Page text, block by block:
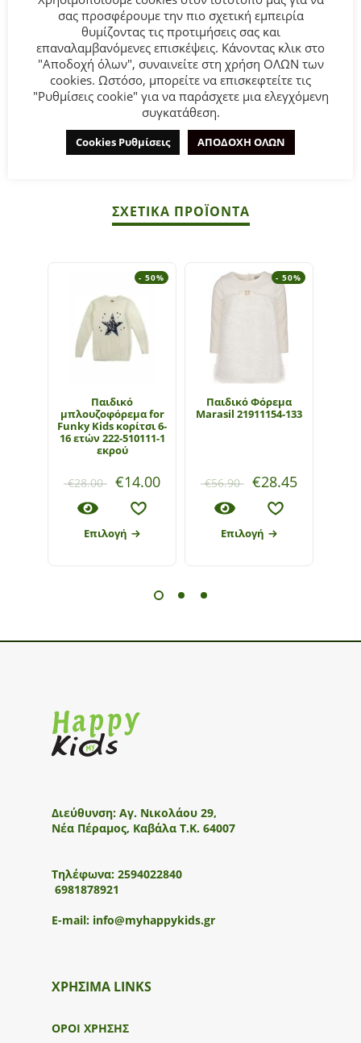
Παιδικό φόρεμα for Funky Kids για κορίτσι από 1 έως 6
ετών σε μέντα χρώμα με τούλι.
Σύνθεση:83% COTTON-12% VISCOSE-5% POLYESTER.
ΣΥΜΒΟΥΛΕΣ
Πλένεται στο πλυντήριο στους 30°C.
ΣΧΕΤΙΚΆ ΠΡΟΪΌΝΤΑ
- 50%
Παιδικό
μπλουζοφόρεμα for
Funky Kids κορίτσι 6-
16 ετών 222-510111-1
εκρού
€28.00 €14.00
Επιλογή
- 50%
Παιδικό Φόρεμα
Marasil 21911154-133
€56.90 €28.45
Επιλογή
Διεύθυνση: Αγ. Νικολάου 29,
Νέα Πέραμος, Καβάλα Τ.Κ. 64007
Τηλέφωνα: 2594022840
6981878921
E-mail: info@myhappykids.gr
ΧΡΗΣΙΜΑ LINKS
ΟΡΟΙ ΧΡΗΣΗΣ
σας προσφέρουμε την πιο σχετική εμπειρία
θυμίζοντας τις προτιμήσεις σας και
επαναλαμβανόμενες επισκέψεις. Κάνοντας κλικ στο
"Αποδοχή όλων", συναινείτε στη χρήση ΟΛΩΝ των
cookies. Ωστόσο, μπορείτε να επισκεφτείτε τις
"Ρυθμίσεις cookie" για να παράσχετε μια ελεγχόμενη
συγκατάθεση.
Cookies Ρυθμίσεις ΑΠΟΔΟΧΗ ΟΛΩΝ